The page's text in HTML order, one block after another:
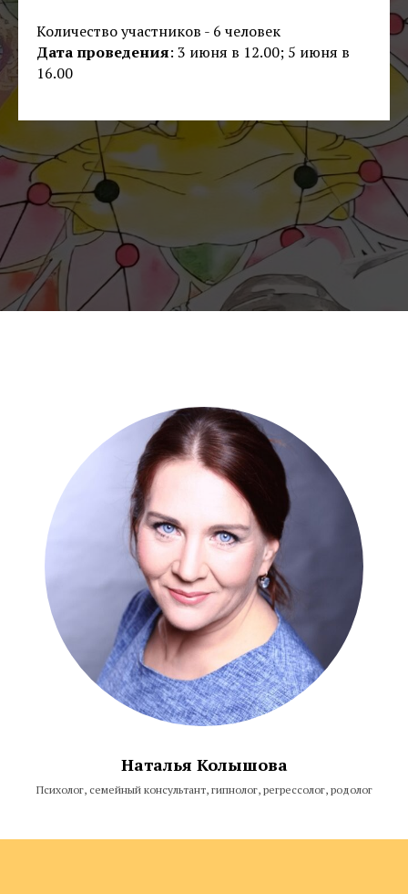
Количество участников - 6 человек
Дата проведения: 3 июня в 12.00; 5 июня в
16.00
Наталья Колышова
Психолог, семейный консультант, гипнолог, регрессолог, родолог